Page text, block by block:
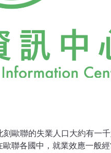
歐聯的失業人口大約有一千
聯各國中，就業效應一般